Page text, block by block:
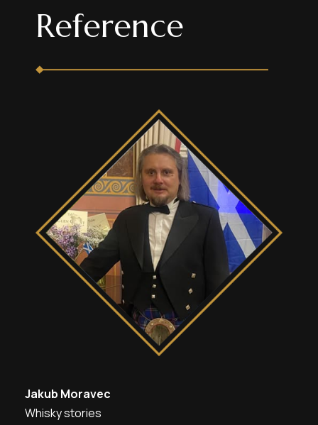
Reference
Jakub Moravec
Whisky stories